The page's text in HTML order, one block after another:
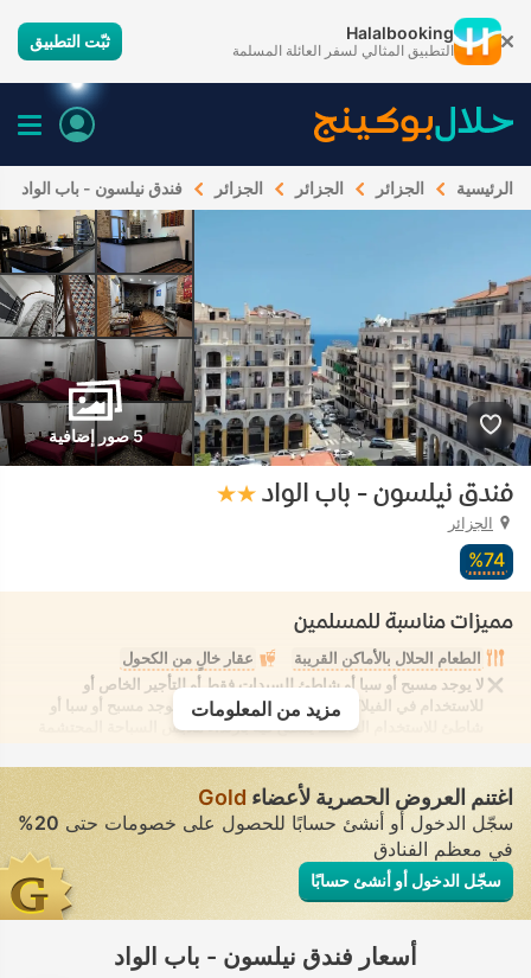
Halalbooking
التطبيق المثالي لسفر العائلة المسلمة ثبّت التطبيق
الرئيسية الجزائر الجزائر الجزائر فندق نيلسون - باب الواد
5 صور إضافية
فندق نيلسون - باب الواد
الجزائر
74‏%
مميزات مناسبة للمسلمين
الطعام الحلال بالأماكن القريبة
عقار خالٍ من الكحول
لا يوجد مسبح أو سبا أو شاطئ للسيدات فقط أو للتأجير الخاص أو
للاستخدام في الفيلا/الغرفة يوفر الانعزال التام. لا يوجد مسبح أو سبا أو
شاطئ للاستخدام المُختلط يُسمح فيه بارتداء ملابس السباحة المحتشمة
مزيد من المعلومات
اغتنم العروض الحصرية لأعضاء Gold
سجّل الدخول أو أنشئ حسابًا للحصول على خصومات حتى20%
في معظم الفنادق
سجّل الدخول أو أنشئ حسابًا
أسعار فندق نيلسون - باب الواد